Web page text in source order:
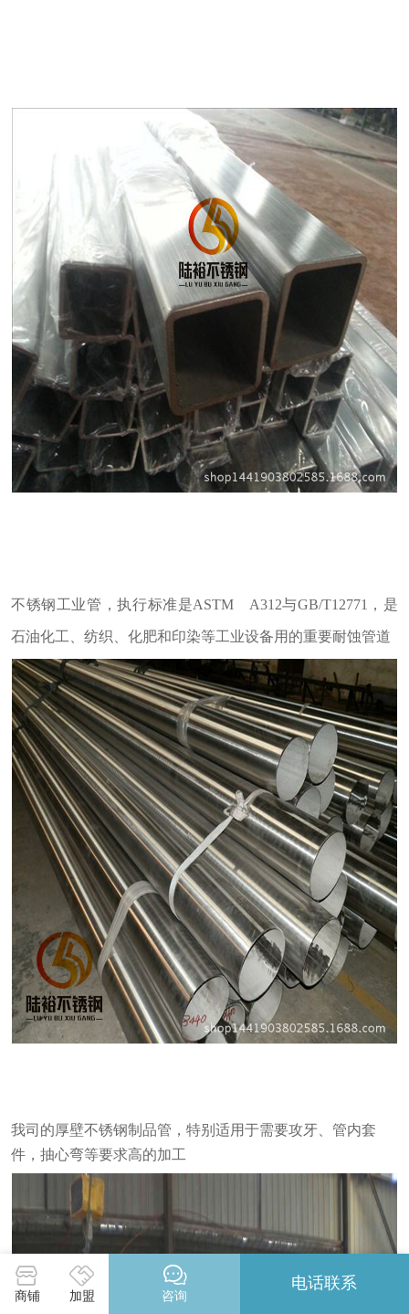
不锈钢工业管，执行标准是ASTM A312与GB/T12771，是
石油化工、纺织、化肥和印染等工业设备用的重要耐蚀管道
我司的厚壁不锈钢制品管，特别适用于需要攻牙、管内套
件，抽心弯等要求高的加工
商铺 加盟 咨询
电话联系